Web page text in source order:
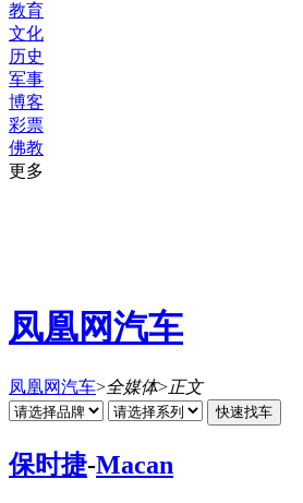
教育
文化
历史
军事
博客
彩票
佛教
更多
凤凰网汽车
凤凰网汽车>全媒体>正文
保时捷-Macan